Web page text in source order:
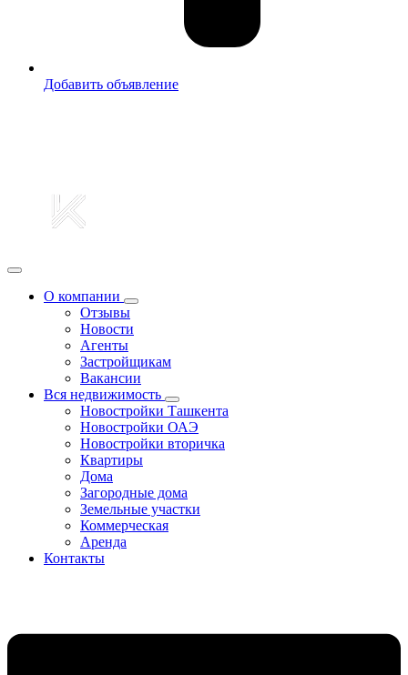
Добавить объявление
О компании
Отзывы
Новости
Агенты
Застройщикам
Вакансии
Вся недвижимость
Новостройки Ташкента
Новостройки ОАЭ
Новостройки вторичка
Квартиры
Дома
Загородные дома
Земельные участки
Коммерческая
Аренда
Контакты